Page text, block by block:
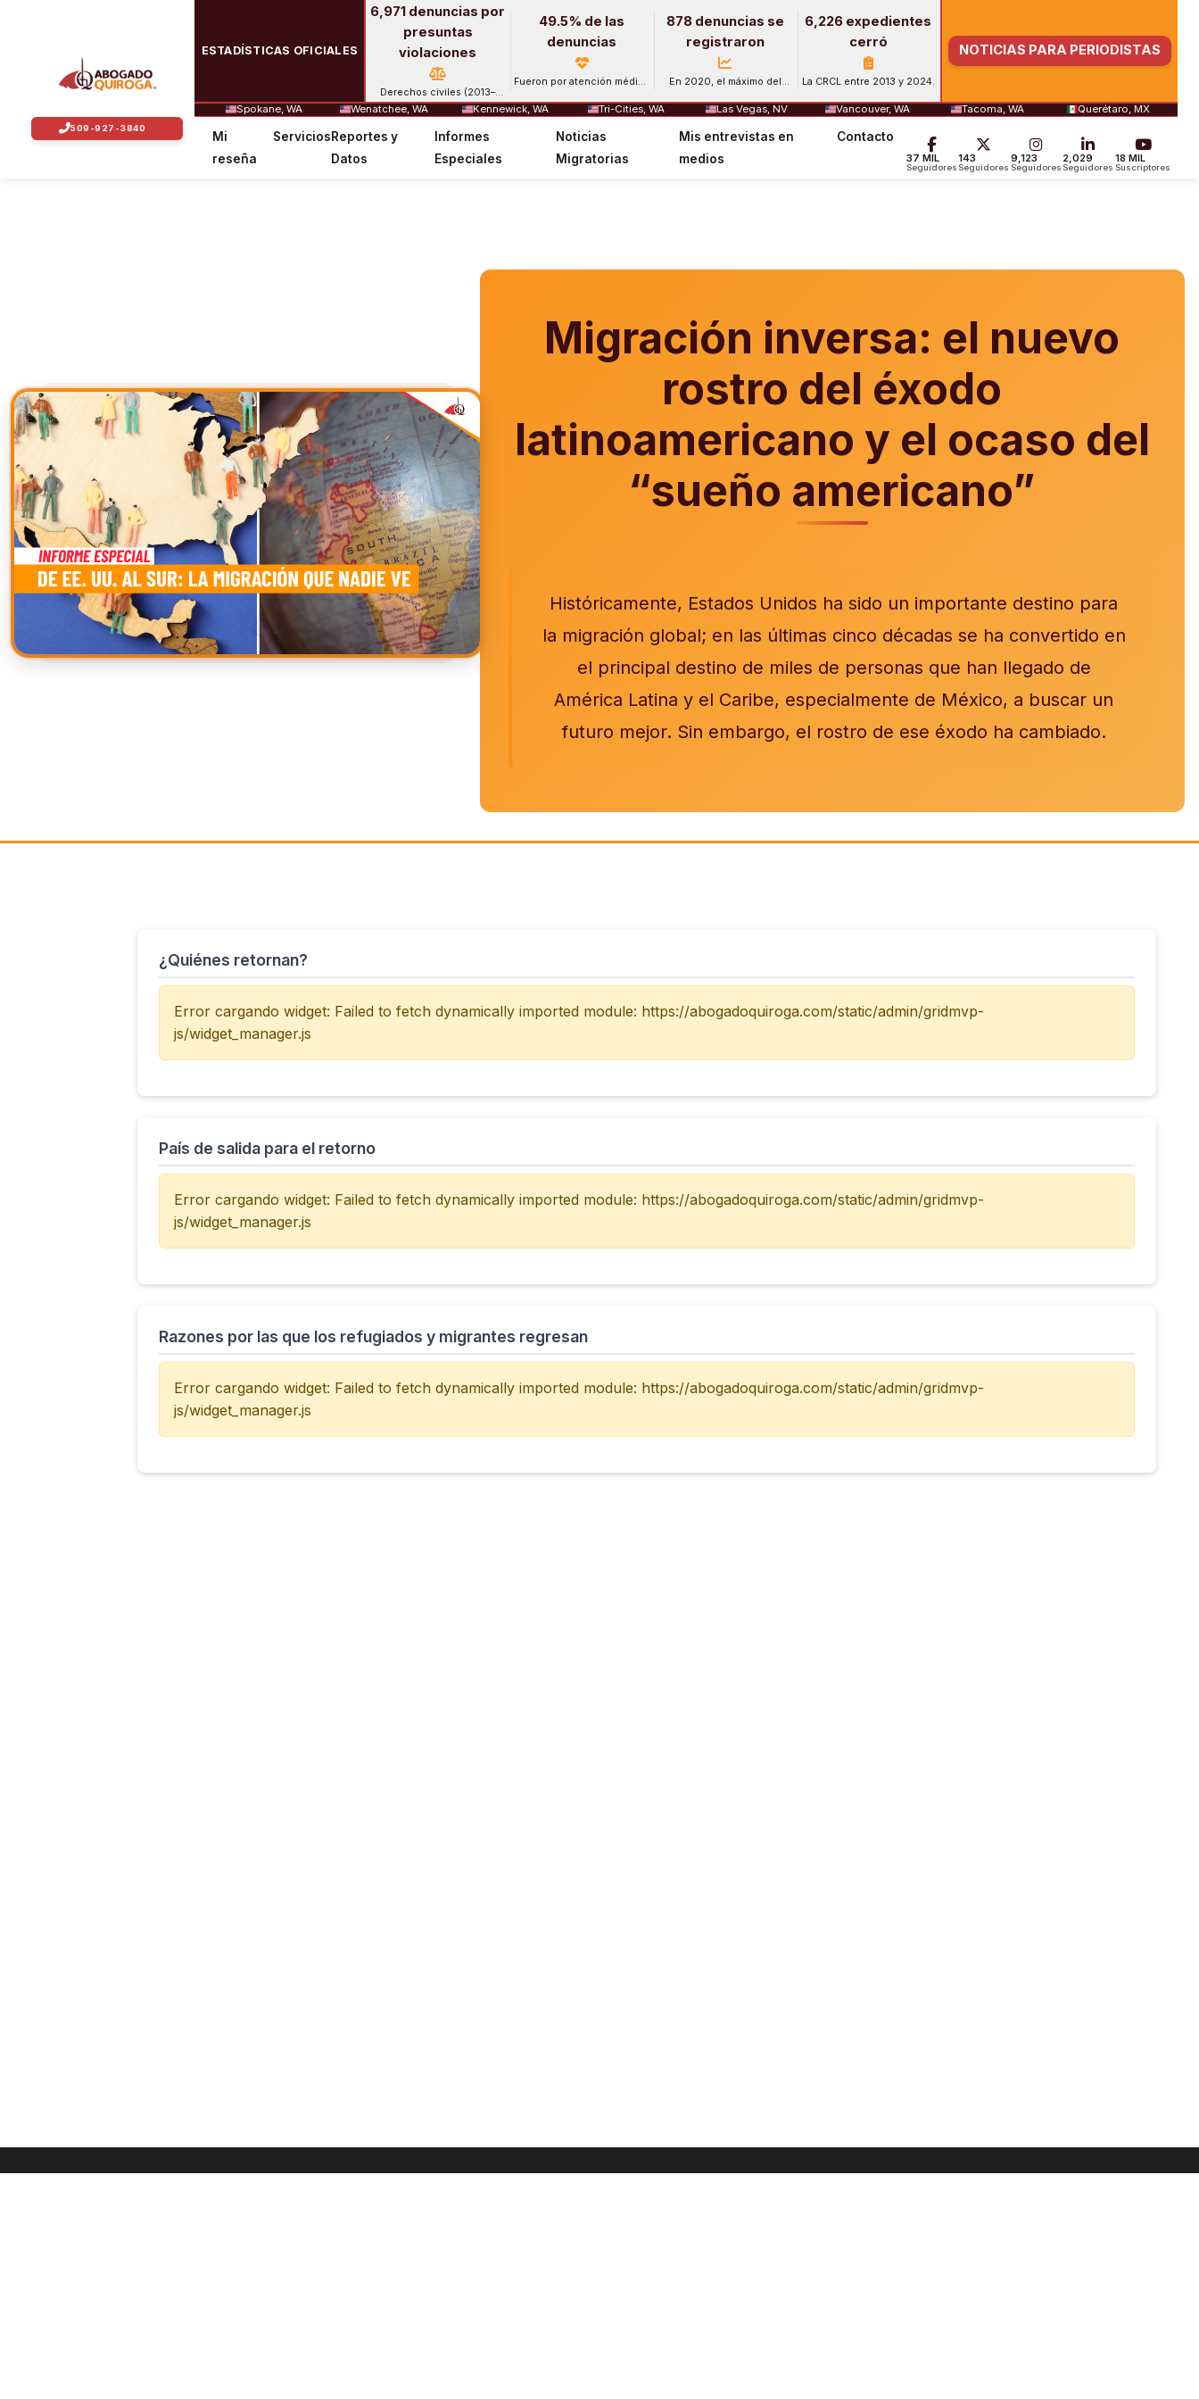
ESTADÍSTICAS OFICIALES
6,971 denuncias por
presuntas
violaciones
Derechos civiles (2013–
2024).
49.5% de las
denuncias
Fueron por atención médica
878 denuncias se
registraron
En 2020, el máximo del
6,226 expedientes
cerró
La CRCL entre 2013 y 2024.
NOTICIAS PARA PERIODISTAS
Spokane, WA Wenatchee, WA Kennewick, WA Tri-Cities, WA Las Vegas, NV Vancouver, WA Tacoma, WA Querétaro, MX
Mi
reseña
ServiciosReportes y
Datos
Informes
Especiales
Noticias
Migratorias
Mis entrevistas en
medios
Contacto
37 MIL
Seguidores
143
Seguidores
9,123
Seguidores
2,029
Seguidores
18 MIL
Suscriptores
Migración inversa: el nuevo
rostro del éxodo
latinoamericano y el ocaso del
“sueño americano”
Históricamente, Estados Unidos ha sido un importante destino para
la migración global; en las últimas cinco décadas se ha convertido en
el principal destino de miles de personas que han llegado de
América Latina y el Caribe, especialmente de México, a buscar un
futuro mejor. Sin embargo, el rostro de ese éxodo ha cambiado.
¿Quiénes retornan?
Error cargando widget: Failed to fetch dynamically imported module: https://abogadoquiroga.com/static/admin/gridmvp-
js/widget_manager.js
País de salida para el retorno
Error cargando widget: Failed to fetch dynamically imported module: https://abogadoquiroga.com/static/admin/gridmvp-
js/widget_manager.js
Razones por las que los refugiados y migrantes regresan
Error cargando widget: Failed to fetch dynamically imported module: https://abogadoquiroga.com/static/admin/gridmvp-
js/widget_manager.js